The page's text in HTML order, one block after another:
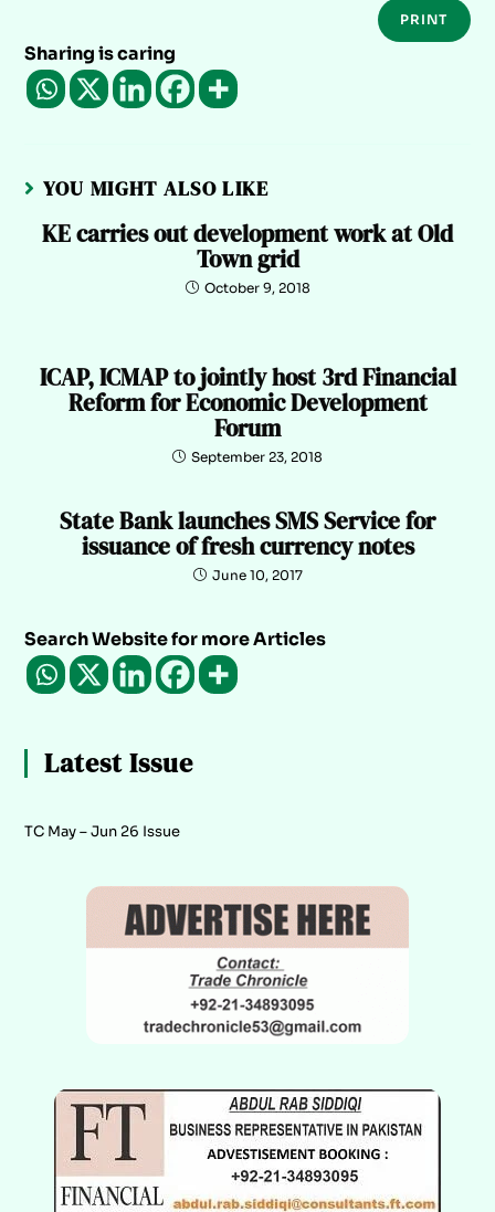
PRINT
Sharing is caring
YOU MIGHT ALSO LIKE
KE carries out development work at Old
Town grid
October 9, 2018
ICAP, ICMAP to jointly host 3rd Financial
Reform for Economic Development
Forum
September 23, 2018
State Bank launches SMS Service for
issuance of fresh currency notes
June 10, 2017
Search Website for more Articles
Latest Issue
TC May – Jun 26 Issue